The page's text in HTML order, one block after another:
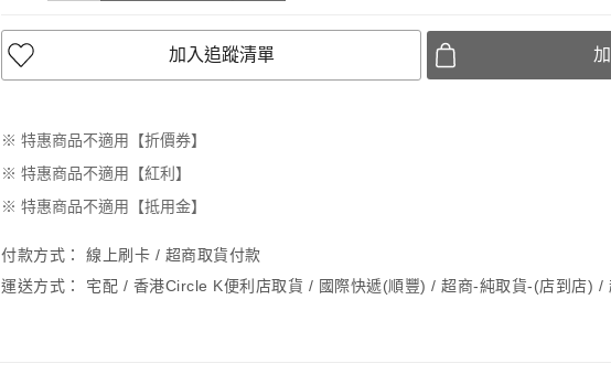
加入追蹤清單
※ 特惠商品不適用【折價券】
※ 特惠商品不適用【紅利】
※ 特惠商品不適用【抵用金】
付款方式：
線上刷卡 / 超商取貨付款
運送方式：
宅配 / 香港Circle K便利店取貨 / 國際快遞(順豐) / 超商-純取貨-(店到店) /